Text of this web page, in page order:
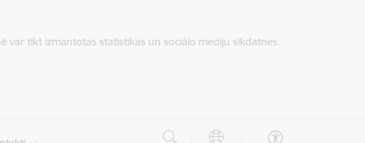
var tikt izmantotas statistikas un sociālo mediju sīkdatnes.